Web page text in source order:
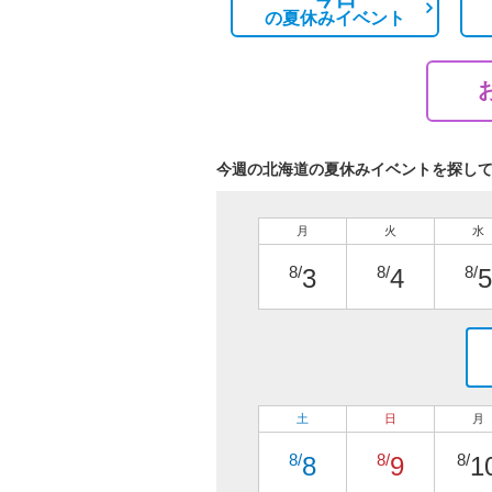
の夏休みイベント
今週の北海道の夏休みイベントを探し
月
8/3
火
8/4
水
8/5
土
8/8
日
8/9
月
8/